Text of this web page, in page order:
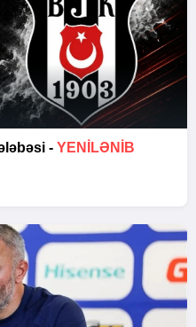
- YENİLƏNİB